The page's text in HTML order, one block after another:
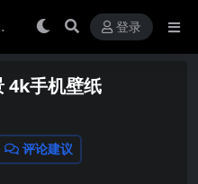
登录
4k手机壁纸
评论建议